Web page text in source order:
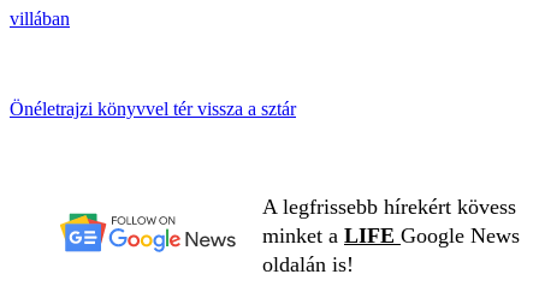
villában
Önéletrajzi könyvvel tér vissza a sztár
A legfrissebb hírekért kövess
minket a LIFE Google News
oldalán is!